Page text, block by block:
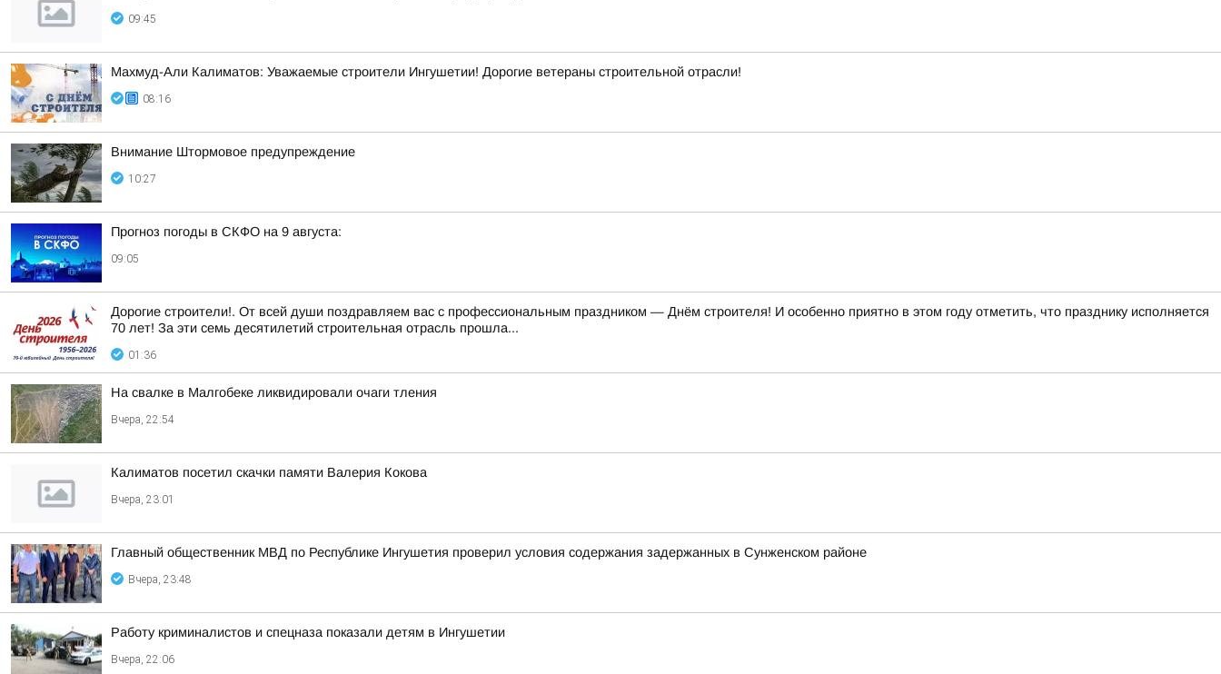
09:45
Махмуд-Али Калиматов: Уважаемые строители Ингушетии! Дорогие ветераны строительной отрасли!
08:16
Внимание Штормовое предупреждение
10:27
Прогноз погоды в СКФО на 9 августа:
09:05
Дорогие строители!. От всей души поздравляем вас с профессиональным праздником — Днём строителя! И особенно приятно в этом году отметить, что празднику исполняется
70 лет! За эти семь десятилетий строительная отрасль прошла...
01:36
На свалке в Малгобеке ликвидировали очаги тления
Вчера, 22:54
Калиматов посетил скачки памяти Валерия Кокова
Вчера, 23:01
Главный общественник МВД по Республике Ингушетия проверил условия содержания задержанных в Сунженском районе
Вчера, 23:48
Работу криминалистов и спецназа показали детям в Ингушетии
Вчера, 22:06